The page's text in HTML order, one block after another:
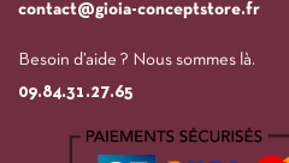
contact@gioia-conceptstore.fr
Besoin d’aide ? Nous sommes là.
09.84.31.27.65